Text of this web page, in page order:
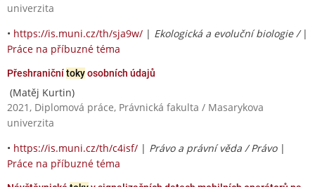
univerzita
• https://is.muni.cz/th/sja9w/ | Ekologická a evoluční biologie / |
Práce na příbuzné téma
Přeshraničnítokyosobních údajů
(Matěj Kurtin)
2021, Diplomová práce, Právnická fakulta / Masarykova
univerzita
• https://is.muni.cz/th/c4isf/ | Právo a právní věda / Právo|
Práce na příbuzné téma